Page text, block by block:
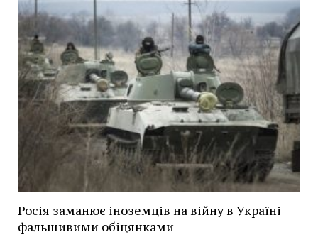
Росія заманює іноземців на війну в Україні
фальшивими обіцянками